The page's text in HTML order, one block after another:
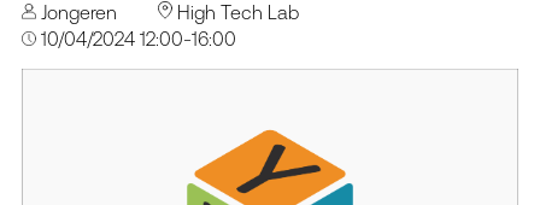
Jongeren
High Tech Lab
10/04/2024 12:00-16:00